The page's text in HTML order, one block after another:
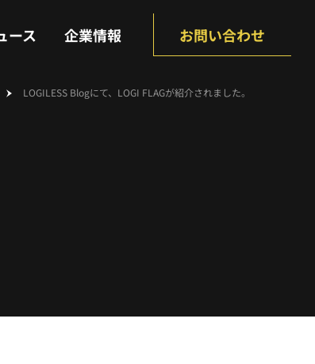
ース 企業情報 お問い合わせ
LOGILESS Blogにて、LOGI FLAGが紹介されました。